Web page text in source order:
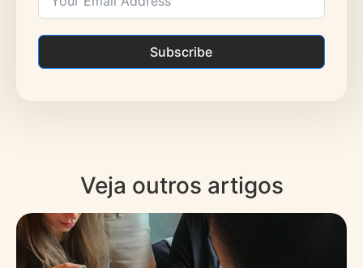
Subscribe
Veja outros artigos